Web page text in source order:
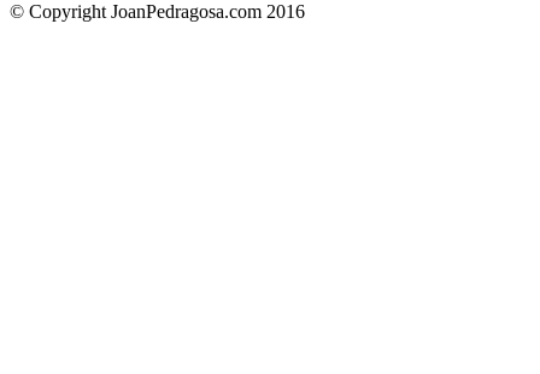
© Copyright JoanPedragosa.com 2016